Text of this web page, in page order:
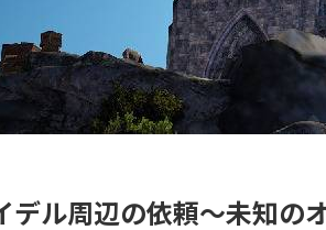
デル周辺の依頼～未知の